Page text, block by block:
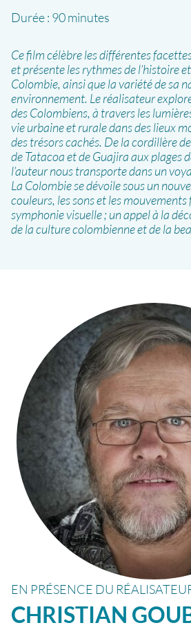
Durée : 90 minutes
Ce film célèbre les différentes
et présente les rythmes de l’histoire
Colombie, ainsi que la variété de sa
environnement. Le réalisateur
des Colombiens, à travers les
vie urbaine et rurale dans des lieux
des trésors cachés. De la cordillère
de Tatacoa et de Guajira aux plages
l’auteur nous transporte dans un
La Colombie se dévoile sous un
couleurs, les sons et les
symphonie visuelle ; un appel à la
de la culture colombienne et de la
EN PRÉSENCE DU
CHRISTIAN